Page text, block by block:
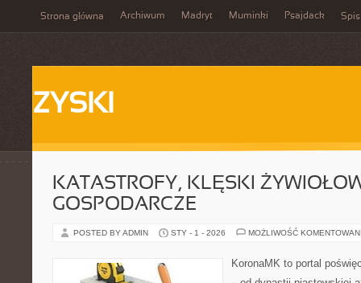
Strona główna Archiwum Madryt Muminki Psajdack Spis
ZYSKI
KATASTROFY, KLĘSKI
GOSPODARCZE
POSTED BY ADMIN STY - 1 - 2026 MOŻLIWOŚĆ
KoronaMK to portal